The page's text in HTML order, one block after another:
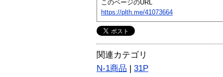
このページのURL
https://plth.me/41073664
関連カテゴリ
N-1商品 | 31P